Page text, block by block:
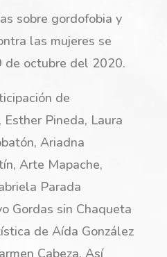
sobre gordofobia y
las mujeres se
de octubre del 2020.
de
Pineda, Laura
Ariadna
Arte Mapache,
Parada
Gordas sin Chaqueta
de Aída González
Cabeza. Así